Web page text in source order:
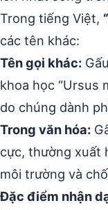
Trong tiếng Việt,
các tên khác:
Tên gọi khác:
khoa học “Ursus
do chúng dành
Trong văn hóa:
cực, thường xuất
môi trường và
Đặc điểm nhận